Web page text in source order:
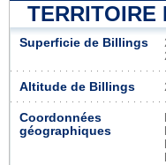
TERRITOIRE
Superficie de Billings
Altitude de Billings
Coordonnées
géographiques